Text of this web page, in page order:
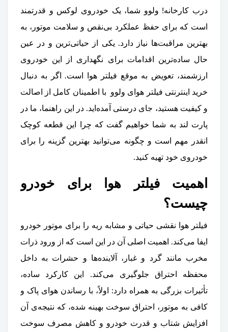
درب کارخانه! ولوو شما، یک خودروی لوکس و قدرتمند
است که برای حفظ عملکرد بی‌نقص و سلامت موتور، به
بهترین مراقبت‌ها نیاز دارد. یکی از حیاتی‌ترین و در عین
حال ساده‌ترین اقدامات برای نگهداری از این خودروی
ارزشمند، تعویض به موقع فیلتر هوا است. اگر به دنبال
خرید اینترنتی فیلتر هوای ولوو با اطمینان کامل از اصالت
و کیفیت هستید، جای درستی آمده‌اید. در این راهنما، ما در
پارت لند به شما خواهیم گفت که چرا این قطعه کوچک
انقدر مهم است و چگونه می‌توانید بهترین گزینه را برای
خودروی خود تهیه کنید.
اهمیت فیلتر هوا برای خودرو
چیست؟
فیلتر هوا نقشی حیاتی و مشابه ریه را برای موتور خودرو
ایفا می‌کند. اهمیت اصلی آن در این است که از ورود ذرات
مخرب مانند گرد و غبار، آلاینده‌ها و حشرات به داخل
محفظه احتراق جلوگیری می‌کند. این کارکرد ساده،
تأثیرات بزرگی به همراه دارد: اولاً، با رساندن هوای پاک و
کافی به موتور، احتراق سوخت بهینه شده، که نتیجه‌ی آن
افزایش شتاب و قدرت خودرو و کاهش مصرف سوخت